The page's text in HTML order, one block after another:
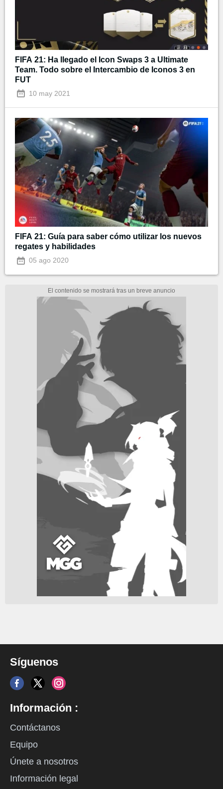
FIFA 21: Ha llegado el Icon Swaps 3 a Ultimate
Team. Todo sobre el Intercambio de Iconos 3 en
FUT
10 may 2021
FIFA 21: Guía para saber cómo utilizar los nuevos
regates y habilidades
05 ago 2020
Síguenos
Información :
Contáctanos
Equipo
Únete a nosotros
Información legal